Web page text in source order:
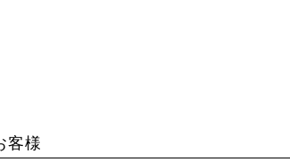
客様